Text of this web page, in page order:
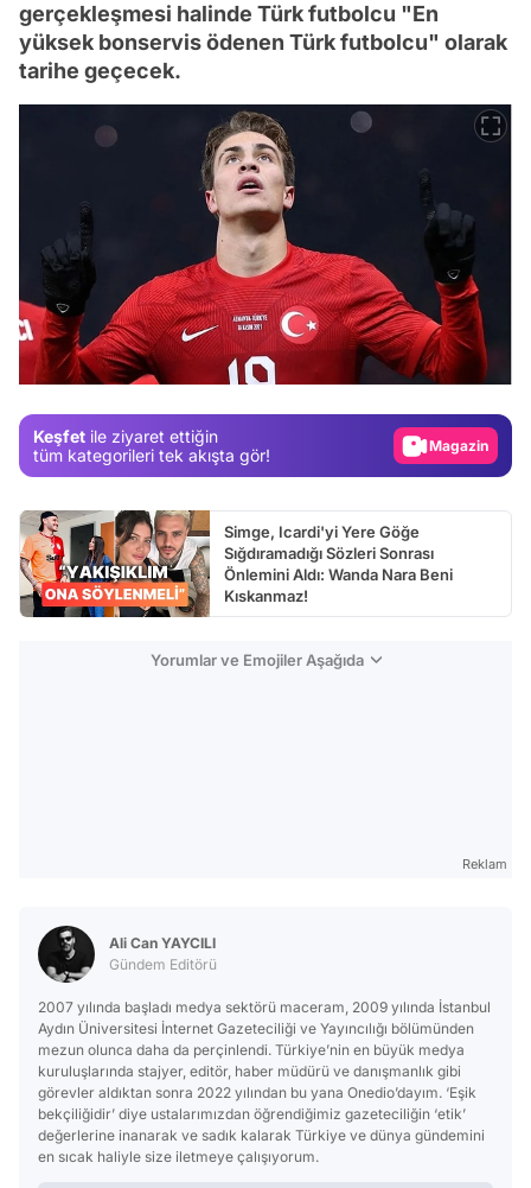
gerçekleşmesi halinde Türk futbolcu "En
yüksek bonservis ödenen Türk futbolcu" olarak
tarihe geçecek.
Keşfet ile ziyaret ettiğin
tüm kategorileri tek akışta gör!
Video
Test
Magazin
Video
Simge, Icardi'yi Yere Göğe
Sığdıramadığı Sözleri Sonrası
Önlemini Aldı: Wanda Nara Beni
Kıskanmaz!
Yorumlar ve Emojiler Aşağıda
Reklam
Ali Can YAYCILI
Gündem Editörü
2007 yılında başladı medya sektörü maceram, 2009 yılında İstanbul
Aydın Üniversitesi İnternet Gazeteciliği ve Yayıncılığı bölümünden
mezun olunca daha da perçinlendi. Türkiye’nin en büyük medya
kuruluşlarında stajyer, editör, haber müdürü ve danışmanlık gibi
görevler aldıktan sonra 2022 yılından bu yana Onedio’dayım. ‘Eşik
bekçiliğidir’ diye ustalarımızdan öğrendiğimiz gazeteciliğin ‘etik’
değerlerine inanarak ve sadık kalarak Türkiye ve dünya gündemini
en sıcak haliyle size iletmeye çalışıyorum.